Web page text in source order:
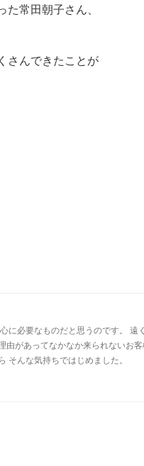
常田朝子さん、
さんできたことが
に必要なものだと思うのです。
由があってなかなか来られないお
そんな気持ちではじめました。